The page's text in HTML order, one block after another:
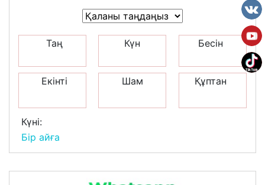
Таң Күн Бесін
Екінті Шам Құптан
Күні:
Бір айға